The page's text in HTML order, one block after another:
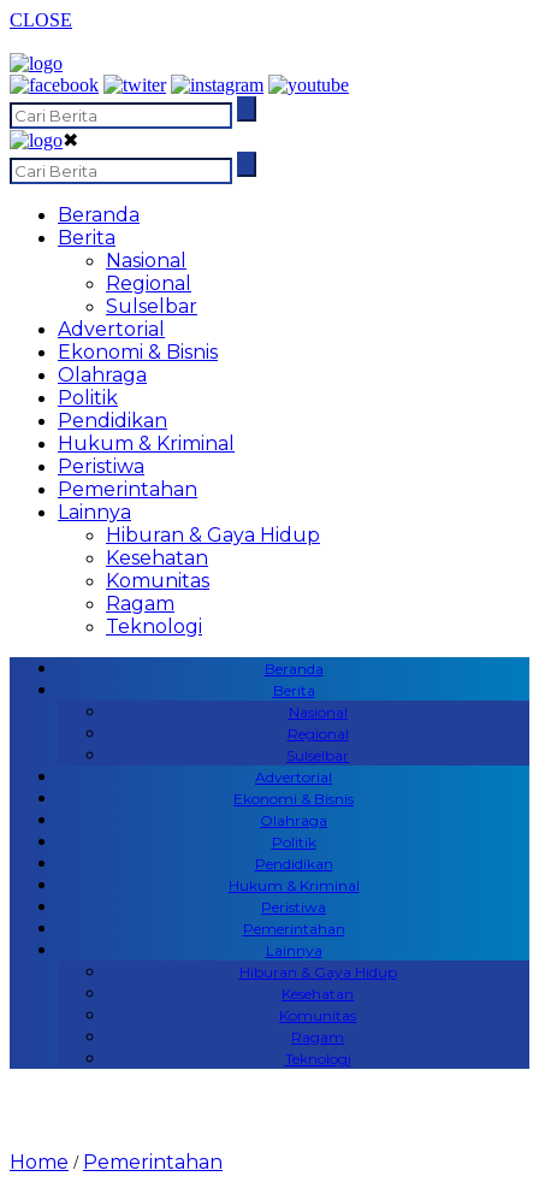
CLOSE
✖
Beranda
Berita
Nasional
Regional
Sulselbar
Advertorial
Ekonomi & Bisnis
Olahraga
Politik
Pendidikan
Hukum & Kriminal
Peristiwa
Pemerintahan
Lainnya
Hiburan & Gaya Hidup
Kesehatan
Komunitas
Ragam
Teknologi
Beranda
Berita
Nasional
Regional
Sulselbar
Advertorial
Ekonomi & Bisnis
Olahraga
Politik
Pendidikan
Hukum & Kriminal
Peristiwa
Pemerintahan
Lainnya
Hiburan & Gaya Hidup
Kesehatan
Komunitas
Ragam
Teknologi
Home / Pemerintahan